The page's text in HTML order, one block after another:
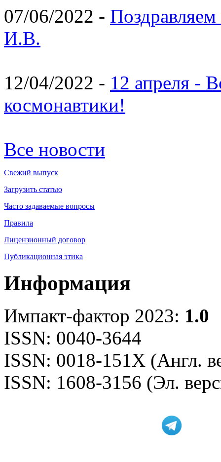
07/06/2022 -
И.В.
12/04/2022 - 12 апреля -
космонавтики!
Все новости
Свежий выпуск
Загрузить статью
Часто задаваемые вопросы
Правила
Лицензионный договор
Публикационная этика
Информация
Импакт-фактор 2023: 1.0
ISSN: 0040-3644
ISSN: 0018-151X (Англ.
ISSN: 1608-3156 (Эл.